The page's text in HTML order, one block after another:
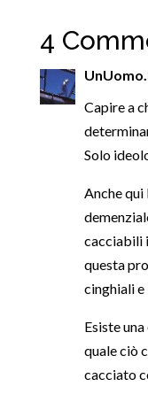
4
Capire a
Solo
Anche qui
cacciabili
questa
cinghiali
Esiste
quale ciò
cacciato